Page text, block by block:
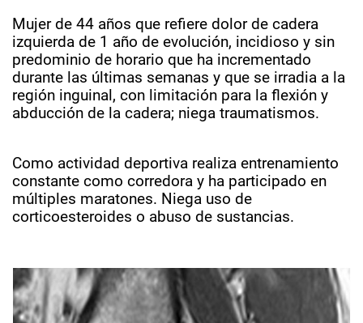
Mujer de 44 años que refiere dolor de cadera
izquierda de 1 año de evolución, incidioso y sin
predominio de horario que ha incrementado
durante las últimas semanas y que se irradia a la
región inguinal, con limitación para la flexión y
abducción de la cadera; niega traumatismos.
Como actividad deportiva realiza entrenamiento
constante como corredora y ha participado en
múltiples maratones. Niega uso de
corticoesteroides o abuso de sustancias.